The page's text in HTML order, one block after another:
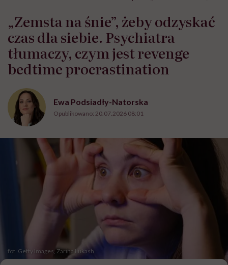
„Zemsta na śnie”, żeby odzyskać
czas dla siebie. Psychiatra
tłumaczy, czym jest revenge
bedtime procrastination
Ewa Podsiadły-Natorska
Opublikowano: 20.07.2026 08:01
fot. Getty Images, Zarina Lukash